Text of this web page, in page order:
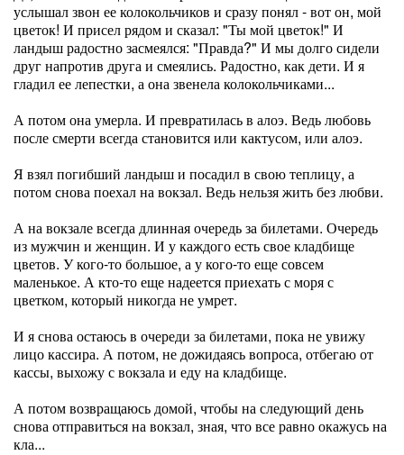
услышал звон ее колокольчиков и сразу понял - вот он, мой
цветок! И присел рядом и сказал: "Ты мой цветок!" И
ландыш радостно засмеялся: "Правда?" И мы долго сидели
друг напротив друга и смеялись. Радостно, как дети. И я
гладил ее лепестки, а она звенела колокольчиками...
А потом она умерла. И превратилась в алоэ. Ведь любовь
после смерти всегда становится или кактусом, или алоэ.
Я взял погибший ландыш и посадил в свою теплицу, а
потом снова поехал на вокзал. Ведь нельзя жить без любви.
А на вокзале всегда длинная очередь за билетами. Очередь
из мужчин и женщин. И у каждого есть свое кладбище
цветов. У кого-то большое, а у кого-то еще совсем
маленькое. А кто-то еще надеется приехать с моря с
цветком, который никогда не умрет.
И я снова остаюсь в очереди за билетами, пока не увижу
лицо кассира. А потом, не дожидаясь вопроса, отбегаю от
кассы, выхожу с вокзала и еду на кладбище.
А потом возвращаюсь домой, чтобы на следующий день
снова отправиться на вокзал, зная, что все равно окажусь на
кла...